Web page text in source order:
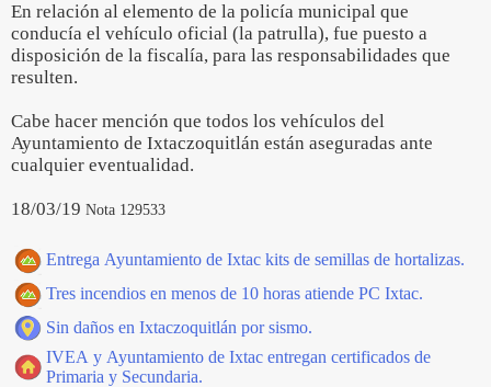
En relación al elemento de la policía municipal que
conducía el vehículo oficial (la patrulla), fue puesto a
disposición de la fiscalía, para las responsabilidades que
resulten.
Cabe hacer mención que todos los vehículos del
Ayuntamiento de Ixtaczoquitlán están aseguradas ante
cualquier eventualidad.
18/03/19 Nota 129533
Entrega Ayuntamiento de Ixtac kits de semillas de hortalizas.
Tres incendios en menos de 10 horas atiende PC Ixtac.
Sin daños en Ixtaczoquitlán por sismo.
IVEA y Ayuntamiento de Ixtac entregan certificados de
Primaria y Secundaria.